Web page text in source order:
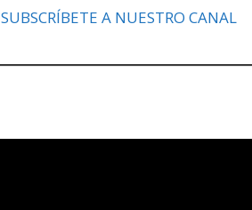
SUBSCRÍBETE A NUESTRO CANAL